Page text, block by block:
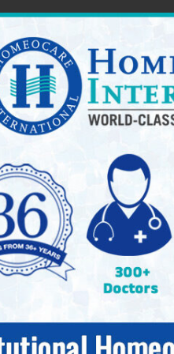
|
India Providing